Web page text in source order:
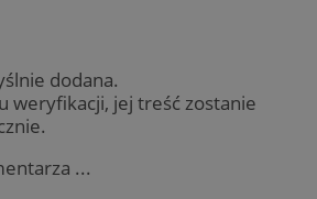
dodana.
weryfikacji, jej treść zostanie
...